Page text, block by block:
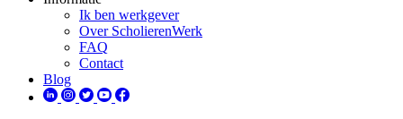
Ik ben werkgever
Over ScholierenWerk
FAQ
Contact
Blog